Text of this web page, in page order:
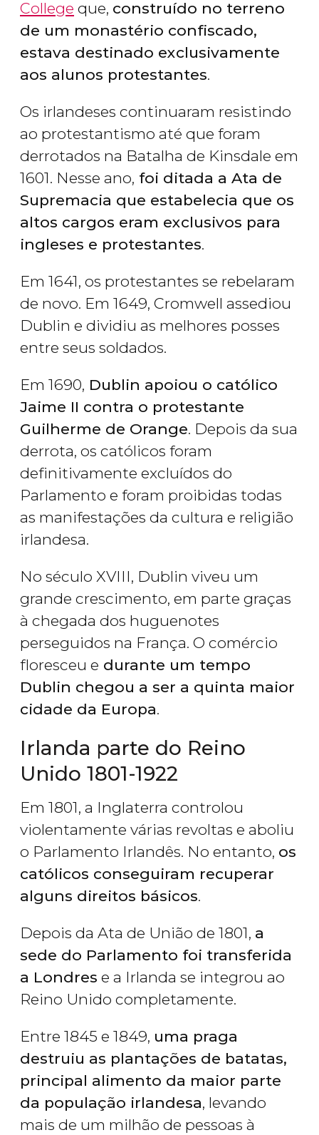
College que, construído no terreno
de um monastério confiscado,
estava destinado exclusivamente
aos alunos protestantes.
Os irlandeses continuaram resistindo
ao protestantismo até que foram
derrotados na Batalha de Kinsdale em
1601. Nesse ano, foi ditada a Ata de
Supremacia que estabelecia que os
altos cargos eram exclusivos para
ingleses e protestantes.
Em 1641, os protestantes se rebelaram
de novo. Em 1649, Cromwell assediou
Dublin e dividiu as melhores posses
entre seus soldados.
Em 1690, Dublin apoiou o católico
Jaime II contra o protestante
Guilherme de Orange. Depois da sua
derrota, os católicos foram
definitivamente excluídos do
Parlamento e foram proibidas todas
as manifestações da cultura e religião
irlandesa.
No século XVIII, Dublin viveu um
grande crescimento, em parte graças
à chegada dos huguenotes
perseguidos na França. O comércio
floresceu e durante um tempo
Dublin chegou a ser a quinta maior
cidade da Europa.
Irlanda parte do Reino
Unido 1801-1922
Em 1801, a Inglaterra controlou
violentamente várias revoltas e aboliu
o Parlamento Irlandês. No entanto, os
católicos conseguiram recuperar
alguns direitos básicos.
Depois da Ata de União de 1801, a
sede do Parlamento foi transferida
a Londres e a Irlanda se integrou ao
Reino Unido completamente.
Entre 1845 e 1849, uma praga
destruiu as plantações de batatas,
principal alimento da maior parte
da população irlandesa, levando
mais de um milhão de pessoas à